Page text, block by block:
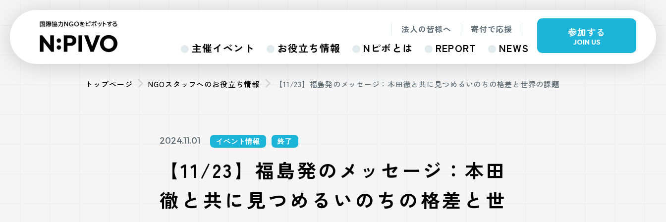
法人の皆様へ 寄付で応援
主催イベント お役立ち情報 Nピボとは REPORT NEWS
参加する
JOIN US
トップページ NGOスタッフへのお役立ち情報 【11/23】福島発のメッセージ：本田徹と共に見つめるいのちの格差と世界の課題
2024.11.01 イベント情報 終了
【11/23】福島発のメッセージ：本田
徹と共に見つめるいのちの格差と世